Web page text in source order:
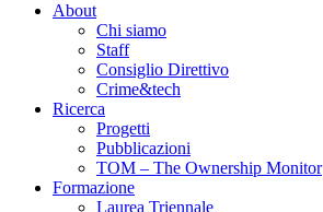
About
Chi siamo
Staff
Consiglio Direttivo
Crime&tech
Ricerca
Progetti
Pubblicazioni
TOM – The Ownership Monitor
Formazione
Laurea Triennale